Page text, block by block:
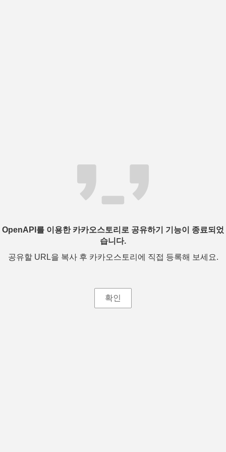
OpenAPI를 이용한 카카오스토리로 공유하기 기능이 종료되었
습니다.
공유할 URL을 복사 후 카카오스토리에 직접 등록해 보세요.
확인